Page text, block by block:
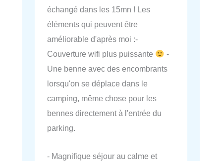
échangé dans les 15mn ! Les
éléments qui peuvent être
améliorable d'après moi :-
Couverture wifi plus puissante
-
Une benne avec des encombrants
lorsqu'on se déplace dans le
camping, même chose pour les
bennes directement à l'entrée du
parking.
- Magnifique séjour au calme et